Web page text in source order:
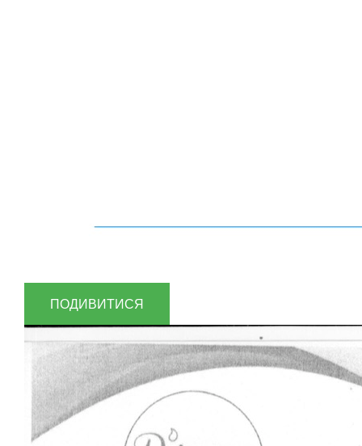
ПОДИВИТИСЯ